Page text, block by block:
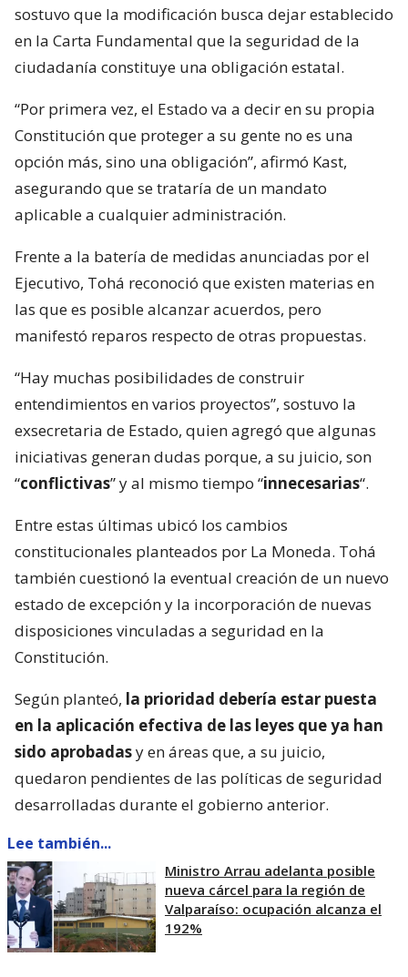
sostuvo que la modificación busca dejar establecido
en la Carta Fundamental que la seguridad de la
ciudadanía constituye una obligación estatal.
“Por primera vez, el Estado va a decir en su propia
Constitución que proteger a su gente no es una
opción más, sino una obligación”, afirmó Kast,
asegurando que se trataría de un mandato
aplicable a cualquier administración.
Frente a la batería de medidas anunciadas por el
Ejecutivo, Tohá reconoció que existen materias en
las que es posible alcanzar acuerdos, pero
manifestó reparos respecto de otras propuestas.
“Hay muchas posibilidades de construir
entendimientos en varios proyectos”, sostuvo la
exsecretaria de Estado, quien agregó que algunas
iniciativas generan dudas porque, a su juicio, son
“conflictivas” y al mismo tiempo “innecesarias“.
Entre estas últimas ubicó los cambios
constitucionales planteados por La Moneda. Tohá
también cuestionó la eventual creación de un nuevo
estado de excepción y la incorporación de nuevas
disposiciones vinculadas a seguridad en la
Constitución.
Según planteó, la prioridad debería estar puesta
en la aplicación efectiva de las leyes que ya han
sido aprobadasy en áreas que, a su juicio,
quedaron pendientes de las políticas de seguridad
desarrolladas durante el gobierno anterior.
Lee también...
Ministro Arrau adelanta posible
nueva cárcel para la región de
Valparaíso: ocupación alcanza el
192%